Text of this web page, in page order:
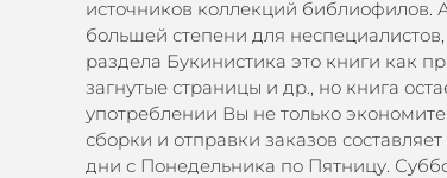
источников коллекций библиофилов.
большей степени для
раздела Букинистика это книги как
загнутые страницы и др., но книга
употреблении Вы не только
сборки и отправки заказов
дни с Понедельника по Пятницу.